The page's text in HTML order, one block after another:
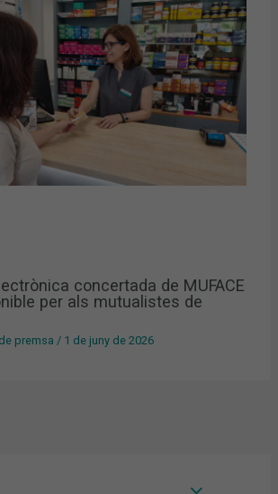
concertada de MUFACE
per als mutualistes de
premsa / 1 de juny de 2026